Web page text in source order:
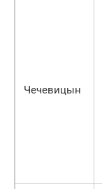
Чечевицын